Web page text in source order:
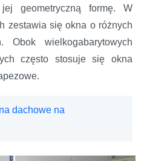
geometryczną formę. W
zestawia się okna o różnych
Obok wielkogabarytowych
często stosuje się okna
dachowe na